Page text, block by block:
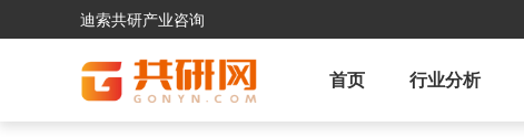
迪索共研产业咨询
首页 行业分析